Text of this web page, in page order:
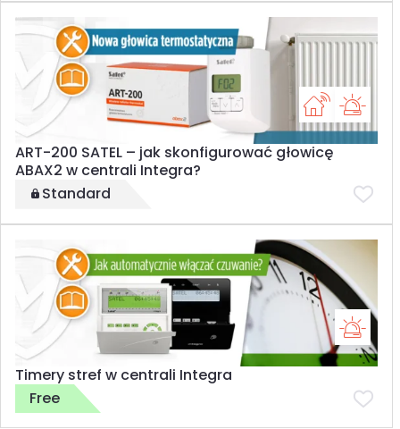
ART-200 SATEL – jak skonfigurować głowicę
ABAX2 w centrali Integra?
Standard
Timery stref w centrali Integra
Free